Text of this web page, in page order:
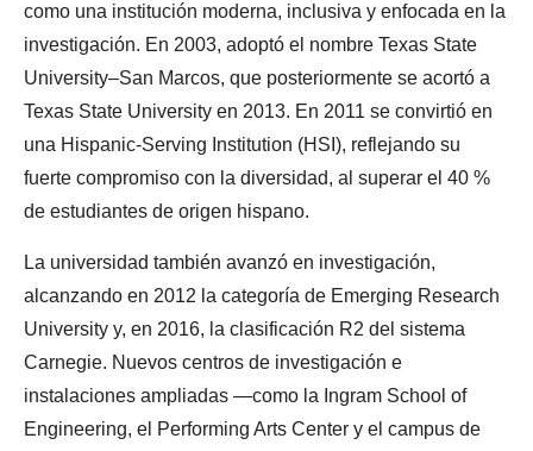
como una institución moderna, inclusiva y enfocada en la
investigación. En 2003, adoptó el nombre Texas State
University–San Marcos, que posteriormente se acortó a
Texas State University en 2013. En 2011 se convirtió en
una Hispanic-Serving Institution (HSI), reflejando su
fuerte compromiso con la diversidad, al superar el 40 %
de estudiantes de origen hispano.
La universidad también avanzó en investigación,
alcanzando en 2012 la categoría de Emerging Research
University y, en 2016, la clasificación R2 del sistema
Carnegie. Nuevos centros de investigación e
instalaciones ampliadas —como la Ingram School of
Engineering, el Performing Arts Center y el campus de